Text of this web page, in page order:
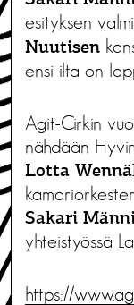
esityksen
Nuutisen
ensi-ilta on
Agit-Cirkin
nähdään
Lotta
Sakari
yhteistyössä
https://